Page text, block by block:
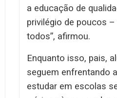
a educação de
privilégio de poucos
todos”, afirmou.
Enquanto isso, pais,
seguem enfrentando
estudar em escolas